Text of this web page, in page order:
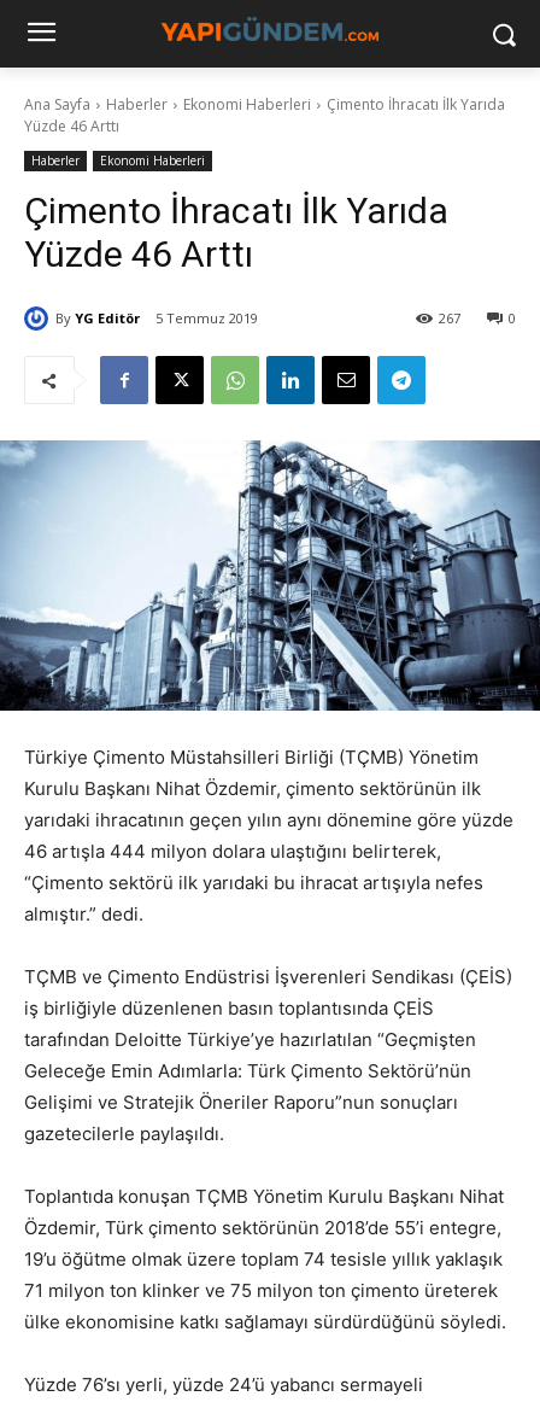
Ana Sayfa Haberler Ekonomi Haberleri
Çimento İhracatı İlk Yarıda
Yüzde 46 Arttı
Haberler Ekonomi Haberleri
Çimento İhracatı İlk Yarıda
Yüzde 46 Arttı
By YG Editör 5 Temmuz 2019 0
267
Türkiye Çimento Müstahsilleri Birliği (TÇMB) Yönetim
Kurulu Başkanı Nihat Özdemir, çimento sektörünün ilk
yarıdaki ihracatının geçen yılın aynı dönemine göre yüzde
46 artışla 444 milyon dolara ulaştığını belirterek,
“Çimento sektörü ilk yarıdaki bu ihracat artışıyla nefes
almıştır.” dedi.
TÇMB ve Çimento Endüstrisi İşverenleri Sendikası (ÇEİS)
iş birliğiyle düzenlenen basın toplantısında ÇEİS
tarafından Deloitte Türkiye’ye hazırlatılan “Geçmişten
Geleceğe Emin Adımlarla: Türk Çimento Sektörü’nün
Gelişimi ve Stratejik Öneriler Raporu”nun sonuçları
gazetecilerle paylaşıldı.
Toplantıda konuşan TÇMB Yönetim Kurulu Başkanı Nihat
Özdemir, Türk çimento sektörünün 2018’de 55’i entegre,
19’u öğütme olmak üzere toplam 74 tesisle yıllık yaklaşık
71 milyon ton klinker ve 75 milyon ton çimento üreterek
ülke ekonomisine katkı sağlamayı sürdürdüğünü söyledi.
Yüzde 76’sı yerli, yüzde 24’ü yabancı sermayeli